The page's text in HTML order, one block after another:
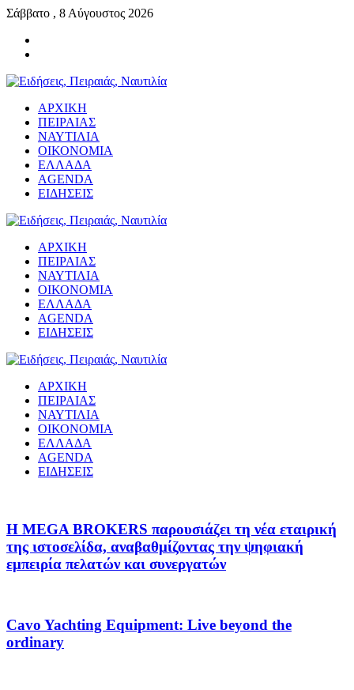
Σάββατο , 8 Αύγουστος 2026
ΑΡΧΙΚΗ
ΠΕΙΡΑΙΑΣ
ΝΑΥΤΙΛΙΑ
ΟΙΚΟΝΟΜΙΑ
ΕΛΛΑΔΑ
AGENDA
ΕΙΔΗΣΕΙΣ
ΑΡΧΙΚΗ
ΠΕΙΡΑΙΑΣ
ΝΑΥΤΙΛΙΑ
ΟΙΚΟΝΟΜΙΑ
ΕΛΛΑΔΑ
AGENDA
ΕΙΔΗΣΕΙΣ
ΑΡΧΙΚΗ
ΠΕΙΡΑΙΑΣ
ΝΑΥΤΙΛΙΑ
ΟΙΚΟΝΟΜΙΑ
ΕΛΛΑΔΑ
AGENDA
ΕΙΔΗΣΕΙΣ
Η MEGA BROKERS παρουσιάζει τη νέα εταιρική
της ιστοσελίδα, αναβαθμίζοντας την ψηφιακή
εμπειρία πελατών και συνεργατών
Cavo Yachting Equipment: Live beyond the
ordinary